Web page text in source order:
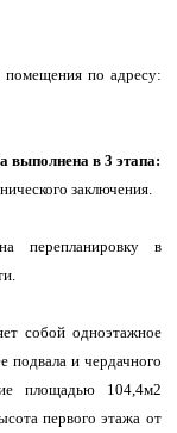
помещения по адресу:
выполнена в 3 этапа:
заключения.
перепланировку в
собой одноэтажное
подвала и чердачного
площадью 104,4м2
первого этажа от